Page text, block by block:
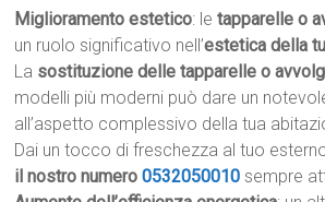
Miglioramento estetico: letapparelle o
un ruolo significativo nell’estetica della
La sostituzione delle tapparelle o
modelli più moderni può dare un
all’aspetto complessivo della tua
Dai un tocco di freschezza al tuo
il nostro numero0532050010 sempre